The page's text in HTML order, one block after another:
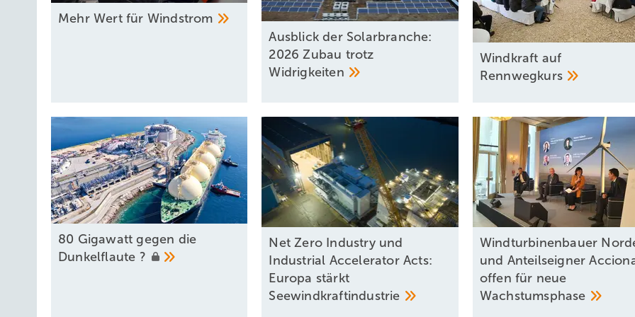
Mehr Wert für Windstrom
Ausblick der Solarbranche:
2026 Zubau trotz
Widrigkeiten
Windkraft auf
Rennwegkurs
80 Gigawatt gegen die
Dunkelflaute ?
Net Zero Industry und
Industrial Accelerator Acts:
Europa stärkt
Seewindkraftindustrie
Windturbinenbauer
und Anteilseigner
offen für neue
Wachstumsphase